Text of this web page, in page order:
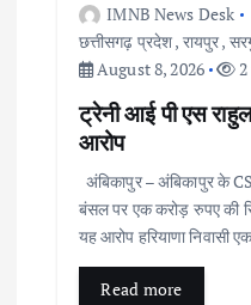
IMNB News Desk
छत्तीसगढ़ प्रदेश, रायपुर,
August 8, 2026
ट्रेनी आई पी एस
आरोप
अंबिकापुर – अंबिकापुर के
बंसल पर एक करोड़ रुपए की
यह आरोप हरियाणा निवासी
Read more